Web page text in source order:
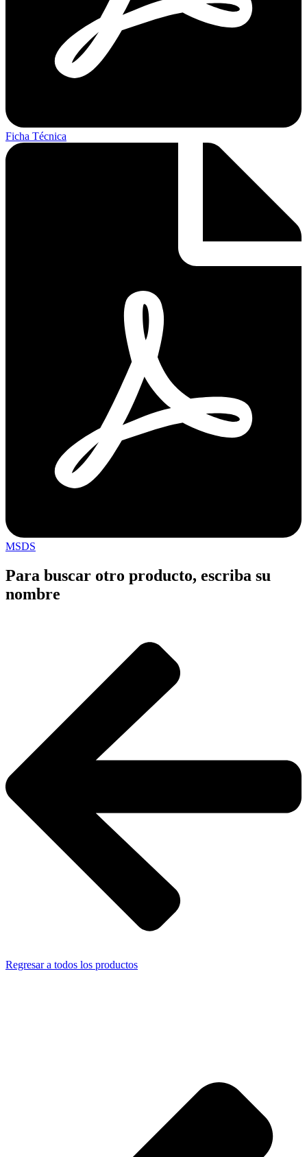
Ficha Técnica
MSDS
Para buscar otro producto, escriba su
nombre
Regresar a todos los productos